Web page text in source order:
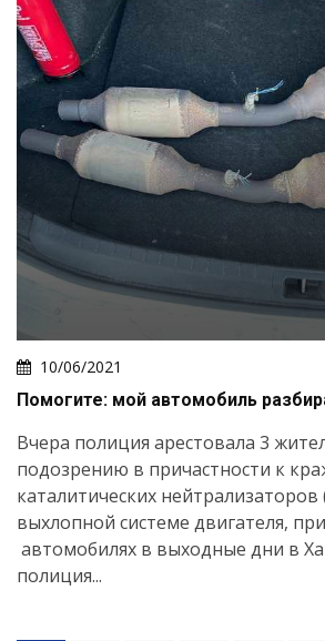
10/06/2021
Помогите: мой автомобиль
Вчера полиция арестовала 3
подозрению в причастности к
каталитических нейтрализаторов
выхлопной системе двигателя,
автомобилях в выходные дни в
полиция...